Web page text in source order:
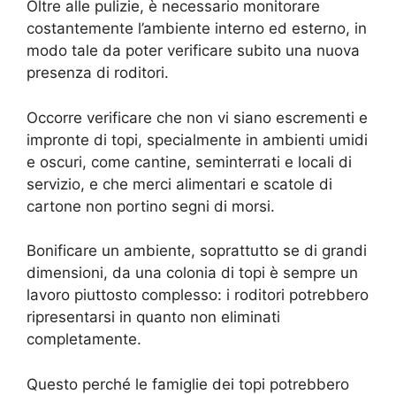
Oltre alle pulizie, è necessario monitorare
costantemente l’ambiente interno ed esterno, in
modo tale da poter verificare subito una nuova
presenza di roditori.
Occorre verificare che non vi siano escrementi e
impronte di topi, specialmente in ambienti umidi
e oscuri, come cantine, seminterrati e locali di
servizio, e che merci alimentari e scatole di
cartone non portino segni di morsi.
Bonificare un ambiente, soprattutto se di grandi
dimensioni, da una colonia di topi è sempre un
lavoro piuttosto complesso: i roditori potrebbero
ripresentarsi in quanto non eliminati
completamente.
Questo perché le famiglie dei topi potrebbero